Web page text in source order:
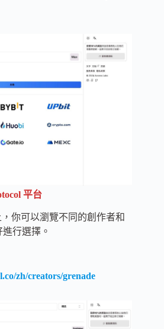
平台
，你可以瀏覽不同的創作者和
行選擇。
zh/creators/grenade